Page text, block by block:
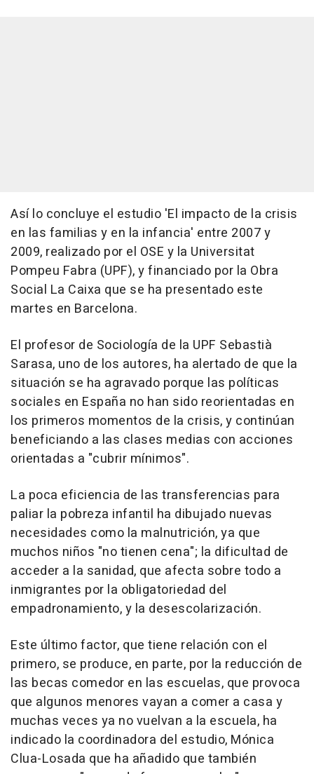
Así lo concluye el estudio 'El impacto de la crisis
en las familias y en la infancia' entre 2007 y
2009, realizado por el OSE y la Universitat
Pompeu Fabra (UPF), y financiado por la Obra
Social La Caixa que se ha presentado este
martes en Barcelona.
El profesor de Sociología de la UPF Sebastià
Sarasa, uno de los autores, ha alertado de que la
situación se ha agravado porque las políticas
sociales en España no han sido reorientadas en
los primeros momentos de la crisis, y continúan
beneficiando a las clases medias con acciones
orientadas a "cubrir mínimos".
La poca eficiencia de las transferencias para
paliar la pobreza infantil ha dibujado nuevas
necesidades como la malnutrición, ya que
muchos niños "no tienen cena"; la dificultad de
acceder a la sanidad, que afecta sobre todo a
inmigrantes por la obligatoriedad del
empadronamiento, y la desescolarización.
Este último factor, que tiene relación con el
primero, se produce, en parte, por la reducción de
las becas comedor en las escuelas, que provoca
que algunos menores vayan a comer a casa y
muchas veces ya no vuelvan a la escuela, ha
indicado la coordinadora del estudio, Mónica
Clua-Losada que ha añadido que también